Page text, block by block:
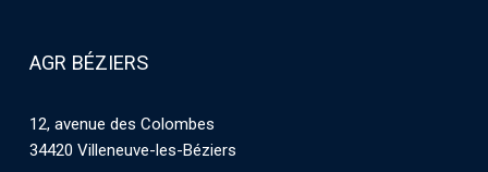
AGR BÉZIERS
12, avenue des Colombes
34420 Villeneuve-les-Béziers